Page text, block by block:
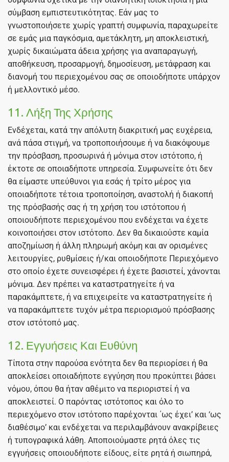
σύμβαση εμπιστευτικότητας. Εάν μας το
γνωστοποιήσετε χωρίς γραπτή συμφωνία, παραχωρείτε
σε εμάς μια παγκόσμια, αμετάκλητη, μη αποκλειστική,
χωρίς δικαιώματα άδεια χρήσης για αναπαραγωγή,
αποθήκευση, προσαρμογή, δημοσίευση, μετάφραση και
διανομή του περιεχομένου σας σε οποιοδήποτε υπάρχον
ή μελλοντικό μέσο.
11. Λήξη Της Χρήσης
Ενδέχεται, κατά την απόλυτη διακριτική μας ευχέρεια,
ανά πάσα στιγμή, να τροποποιήσουμε ή να διακόψουμε
την πρόσβαση, προσωρινά ή μόνιμα στον ιστότοπο, ή
έκτοτε σε οποιαδήποτε υπηρεσία. Συμφωνείτε ότι δεν
θα είμαστε υπεύθυνοι για εσάς ή τρίτο μέρος για
οποιαδήποτε τέτοια τροποποίηση, αναστολή ή διακοπή
της πρόσβασής σας ή τη χρήση του ιστότοπου ή
οποιουδήποτε περιεχομένου που ενδέχεται να έχετε
κοινοποιήσει στον ιστότοπο. Δεν θα δικαιούστε καμία
αποζημίωση ή άλλη πληρωμή ακόμη και αν ορισμένες
λειτουργίες, ρυθμίσεις ή/και οποιοδήποτε Περιεχόμενο
στο οποίο έχετε συνεισφέρει ή έχετε βασιστεί, χάνονται
μόνιμα. Δεν πρέπει να καταστρατηγείτε ή να
παρακάμπτετε, ή να επιχειρείτε να καταστρατηγείτε ή
να παρακάμπτετε τυχόν μέτρα περιορισμού πρόσβασης
στον ιστότοπό μας.
12. Εγγυήσεις Και Ευθύνη
Τίποτα στην παρούσα ενότητα δεν θα περιορίσει ή θα
αποκλείσει οποιαδήποτε εγγύηση που προκύπτει βάσει
νόμου, όπου θα ήταν αθέμιτο να περιοριστεί ή να
αποκλειστεί. Ο παρόντας ιστότοπος και όλο το
περιεχόμενο στον ιστότοπο παρέχονται ΄ως έχει’ και ‘ως
διαθέσιμο’ και ενδέχεται να περιλαμβάνουν ανακρίβειες
ή τυπογραφικά λάθη. Αποποιούμαστε ρητά όλες τις
εγγυήσεις οποιουδήποτε είδους, είτε ρητά ή σιωπηρά,